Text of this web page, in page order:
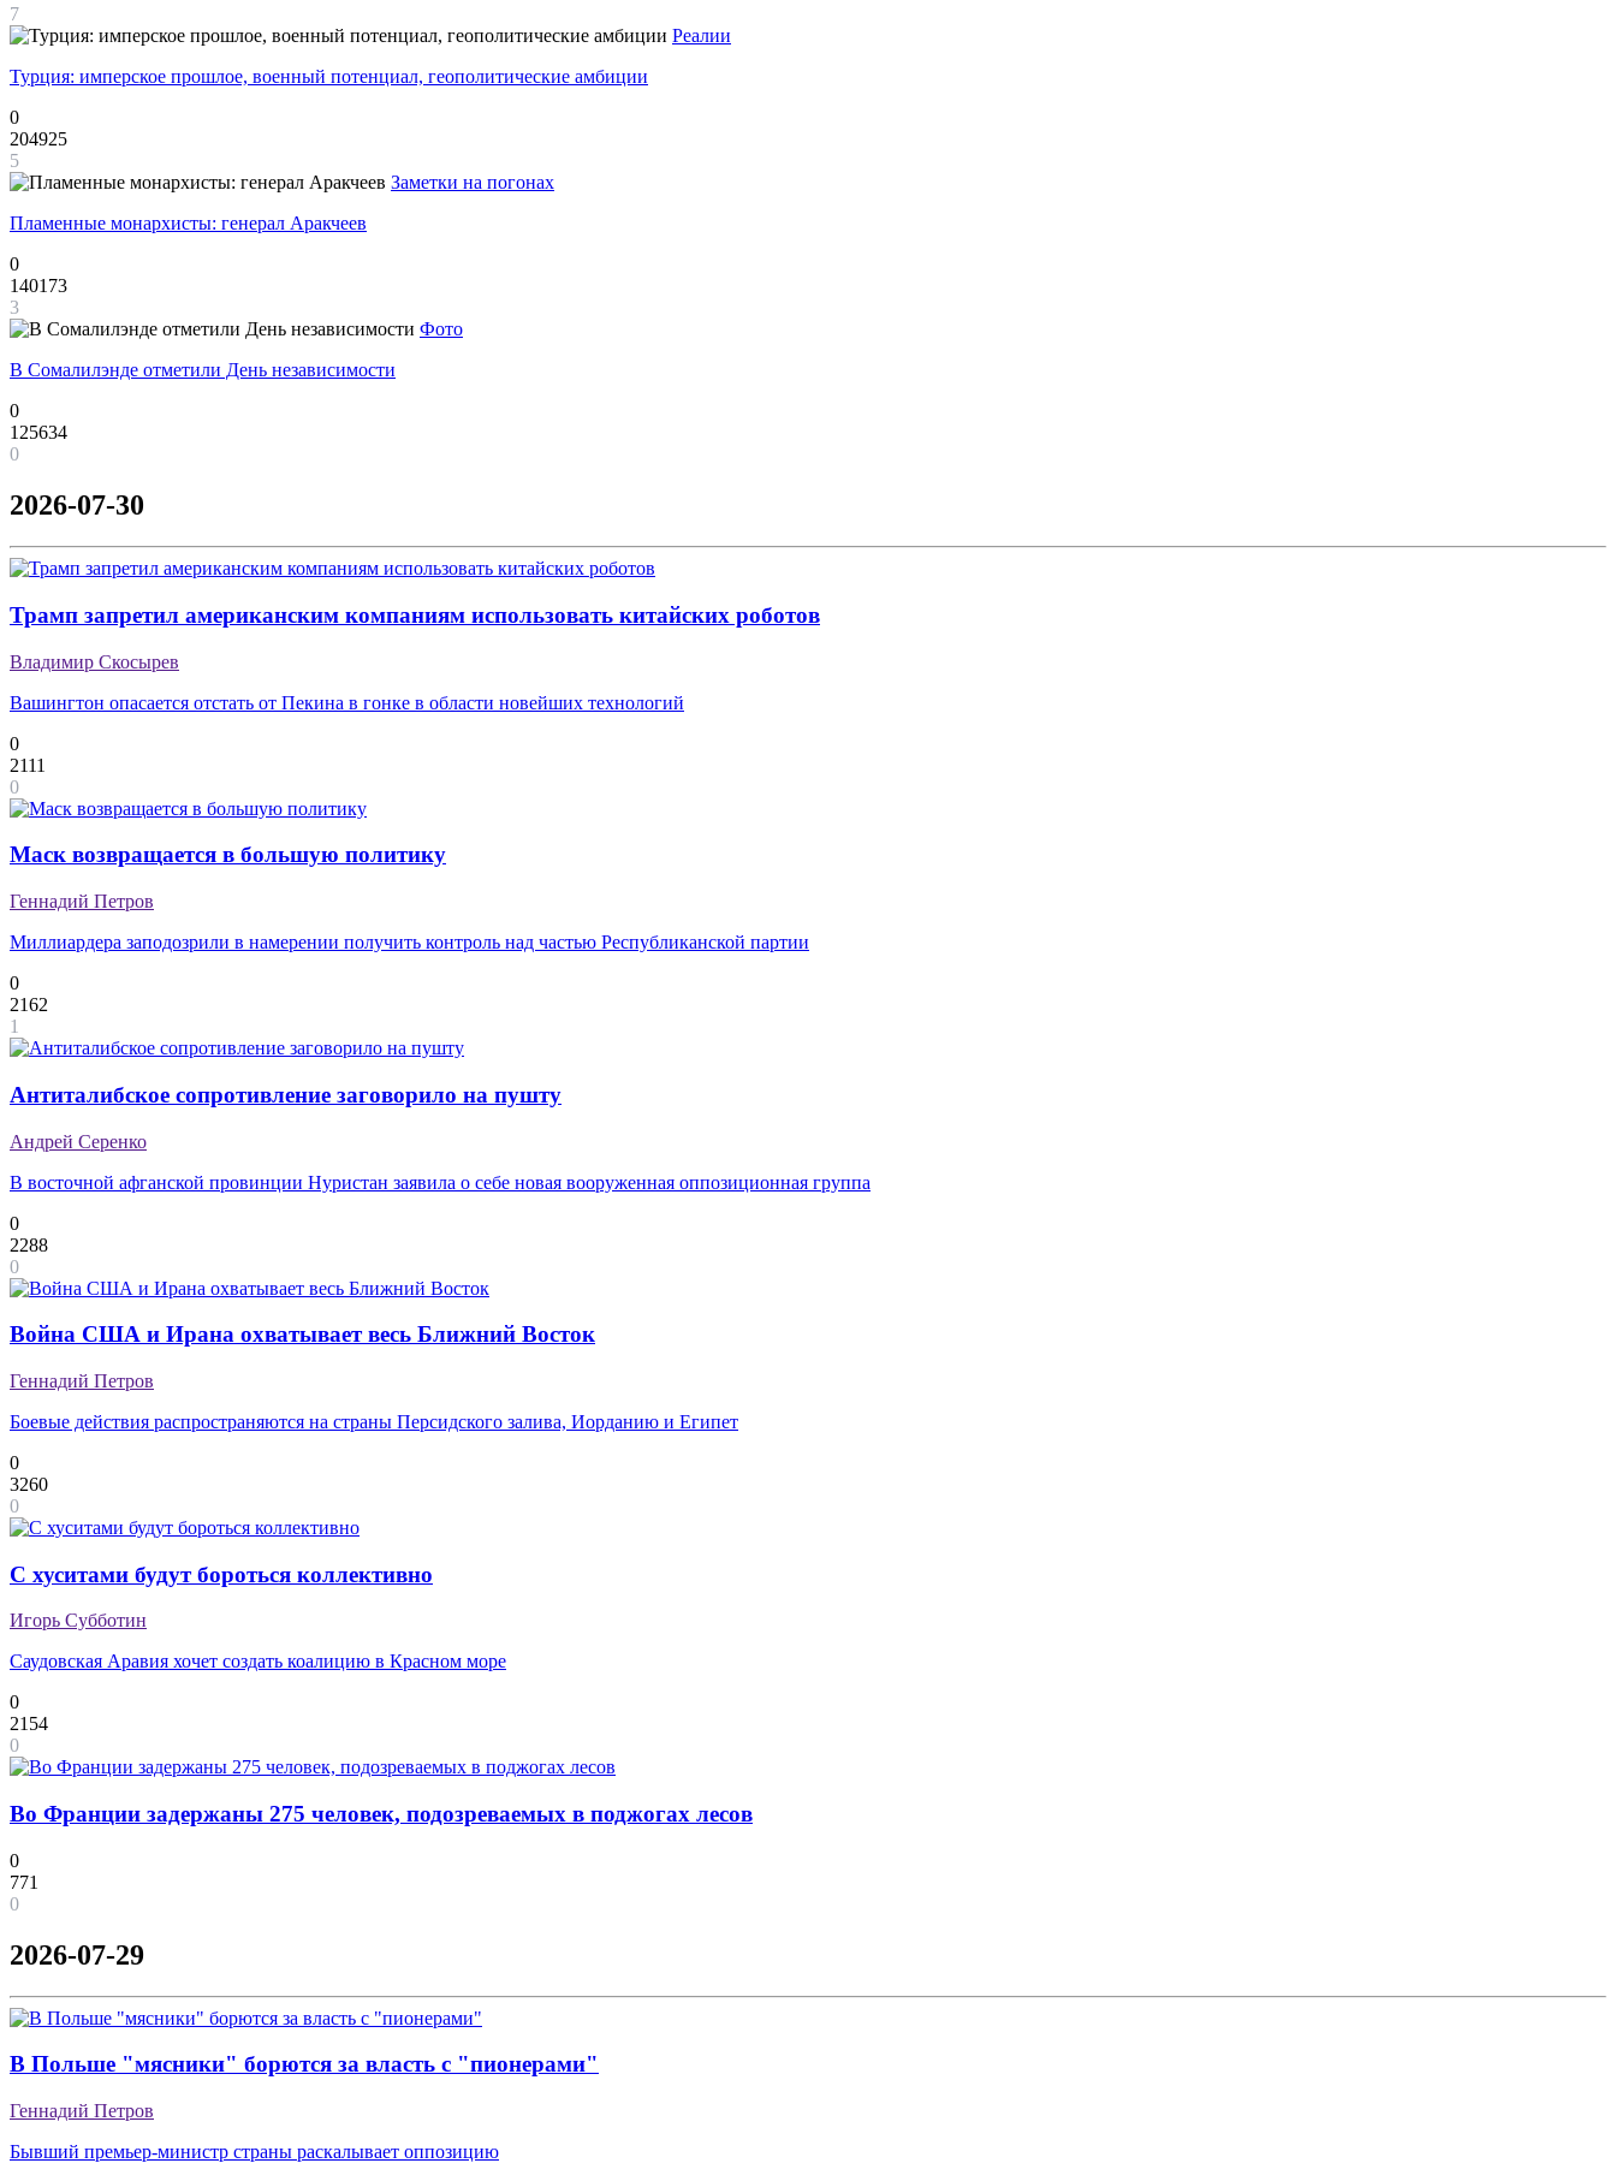
7
Реалии
Турция: имперское прошлое, военный потенциал, геополитические амбиции
0
204925
5
Заметки на погонах
Пламенные монархисты: генерал Аракчеев
0
140173
3
Фото
В Сомалилэнде отметили День независимости
0
125634
0
2026-07-30
Трамп запретил американским компаниям использовать китайских роботов
Владимир Скосырев
Вашингтон опасается отстать от Пекина в гонке в области новейших технологий
0
2111
0
Маск возвращается в большую политику
Геннадий Петров
Миллиардера заподозрили в намерении получить контроль над частью Республиканской партии
0
2162
1
Антиталибское сопротивление заговорило на пушту
Андрей Серенко
В восточной афганской провинции Нуристан заявила о себе новая вооруженная оппозиционная группа
0
2288
0
Война США и Ирана охватывает весь Ближний Восток
Геннадий Петров
Боевые действия распространяются на страны Персидского залива, Иорданию и Египет
0
3260
0
С хуситами будут бороться коллективно
Игорь Субботин
Саудовская Аравия хочет создать коалицию в Красном море
0
2154
0
Во Франции задержаны 275 человек, подозреваемых в поджогах лесов
0
771
0
2026-07-29
В Польше "мясники" борются за власть с "пионерами"
Геннадий Петров
Бывший премьер-министр страны раскалывает оппозицию